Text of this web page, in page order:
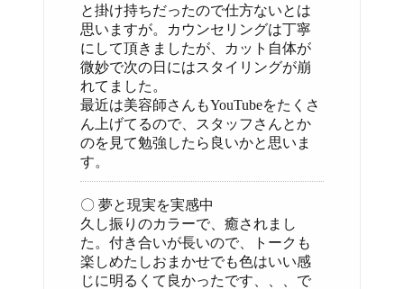
と掛け持ちだったので仕方ないとは
思いますが。カウンセリングは丁寧
にして頂きましたが、カット自体が
微妙で次の日にはスタイリングが崩
れてました。
最近は美容師さんもYouTubeをたくさ
ん上げてるので、スタッフさんとか
のを見て勉強したら良いかと思いま
す。
〇 夢と現実を実感中
久し振りのカラーで、癒されまし
た。付き合いが長いので、トークも
楽しめたしおまかせでも色はいい感
じに明るくて良かったです、、、で